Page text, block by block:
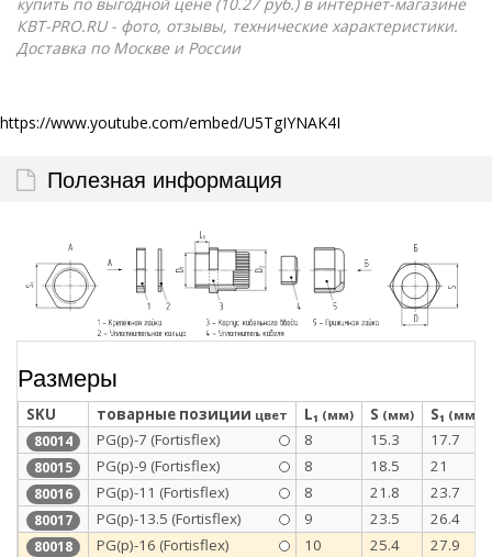
КВТ-PRO.RU - фото, отзывы, технические характеристики.
Доставка по Москве и России
https://www.youtube.com/embed/U5TgIYNAK4I
Полезная информация
Размеры
SKU товарные позиции цвет L₁ (мм) S (мм) S₁ (мм)
80014 PG(p)-7 (Fortisflex) 8 15.3 17.7
80015 PG(p)-9 (Fortisflex) 8 18.5 21
80016 PG(p)-11 (Fortisflex) 8 21.8 23.7
80017 PG(p)-13.5 (Fortisflex) 9 23.5 26.4
80018 PG(p)-16 (Fortisflex) 10 25.4 27.9